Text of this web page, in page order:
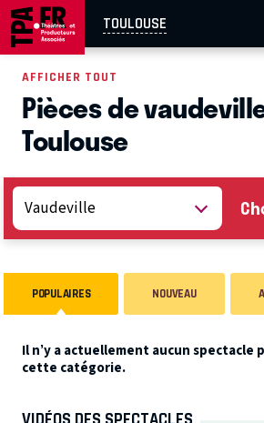
TOULOUSE
AIX-MARSEILLE AURAY
EN TOURNÉE
AFFICHER TOUT
Pièces de
Toulouse
POPULAIRES NOUVEAU
Il n’y a actuellement aucun spectacle
cette catégorie.